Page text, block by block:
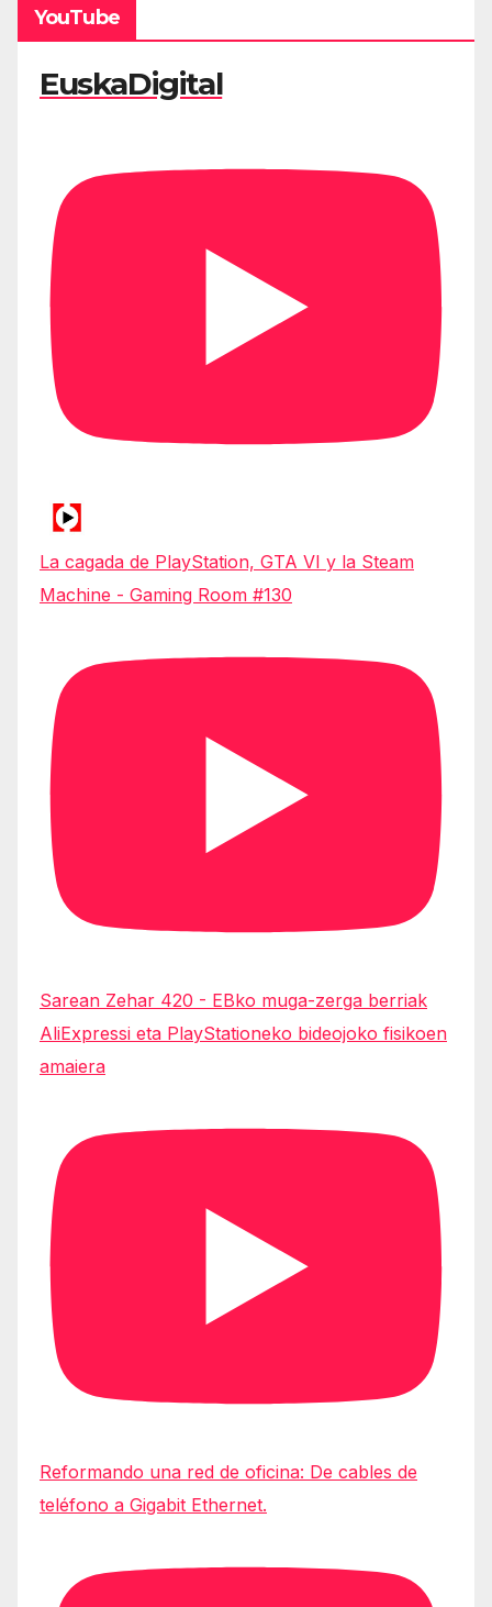
YouTube
EuskaDigital
La cagada de PlayStation, GTA VI y la Steam
Machine - Gaming Room #130
Sarean Zehar 420 - EBko muga-zerga berriak
AliExpressi eta PlayStationeko bideojoko fisikoen
amaiera
Reformando una red de oficina: De cables de
teléfono a Gigabit Ethernet.